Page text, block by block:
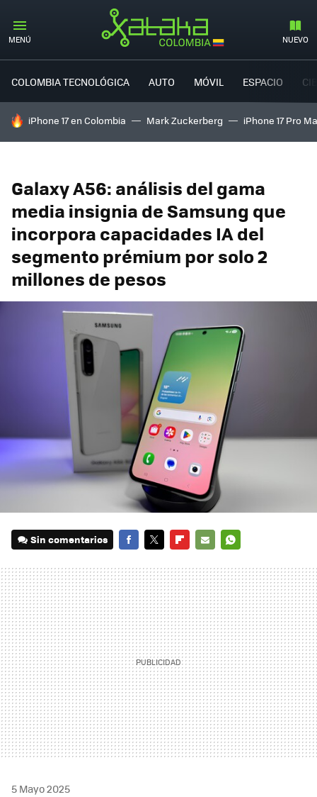
MENÚ NUEVO
COLOMBIA TECNOLÓGICA AUTO MÓVIL ESPACIO
HOY SE HABLA DE
iPhone 17 en Colombia Mark Zuckerberg iPhone 17 Pro
Galaxy A56: análisis del gama
media insignia de Samsung que
incorpora capacidades IA del
segmento prémium por solo 2
millones de pesos
Sin comentarios
MAIL
5 Mayo 2025